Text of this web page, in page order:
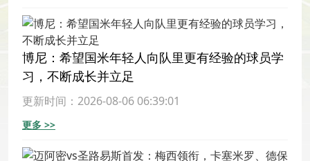
博尼：希望国米年轻人向队里更有经验的球员学
习，不断成长并立足
更新时间：2026-08-06 06:39:01
更多 >>